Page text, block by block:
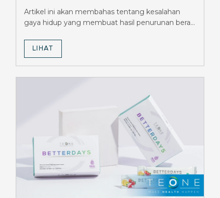
Badan GLP-1 Terhambat, Wajib
Dihindari
Artikel ini akan membahas tentang kesalahan
gaya hidup yang membuat hasil penurunan berat
LIHAT